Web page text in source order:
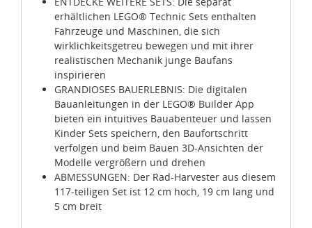
idee+spiel Betriebs-GmbH
DatenschutzbestimmungenundImpressum
erhältlichen LEGO® Technic Sets enthalten
Fahrzeuge und Maschinen, die sich
wirklichkeitsgetreu bewegen und mit ihrer
realistischen Mechanik junge Baufans
inspirieren
GRANDIOSES BAUERLEBNIS: Die digitalen
Bauanleitungen in der LEGO® Builder App
bieten ein intuitives Bauabenteuer und lassen
Kinder Sets speichern, den Baufortschritt
verfolgen und beim Bauen 3D-Ansichten der
Modelle vergrößern und drehen
ABMESSUNGEN: Der Rad-Harvester aus diesem
117-teiligen Set ist 12 cm hoch, 19 cm lang und
5 cm breit